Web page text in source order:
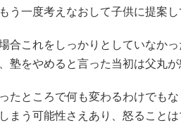
う一度考えなおして子供に提案し
合これをしっかりとしていなか
塾をやめると言った当初は父丸
たところで何も変わるわけでも
まう可能性さえあり、怒ること